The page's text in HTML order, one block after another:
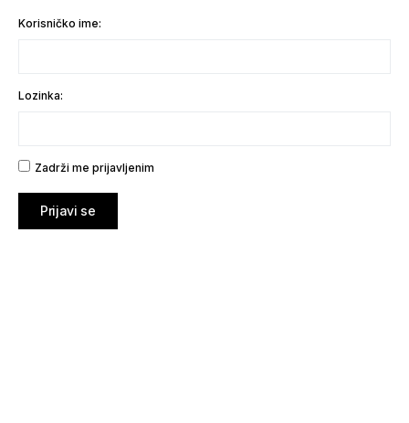
Korisničko ime:
Lozinka:
Zadrži me prijavljenim
Prijavi se